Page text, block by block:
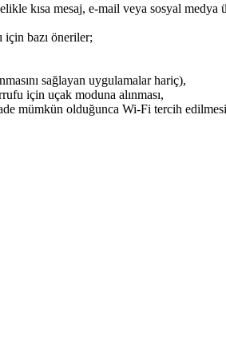
kısa mesaj, e-mail veya sosyal
için bazı öneriler;
sağlayan uygulamalar hariç),
için uçak moduna alınması,
mümkün olduğunca Wi-Fi tercih